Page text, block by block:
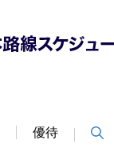
優待